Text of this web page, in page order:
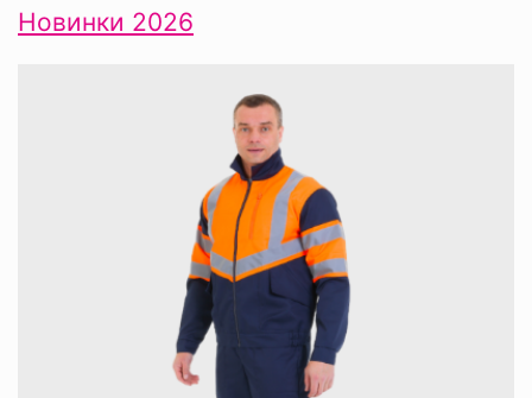
Новинки 2026